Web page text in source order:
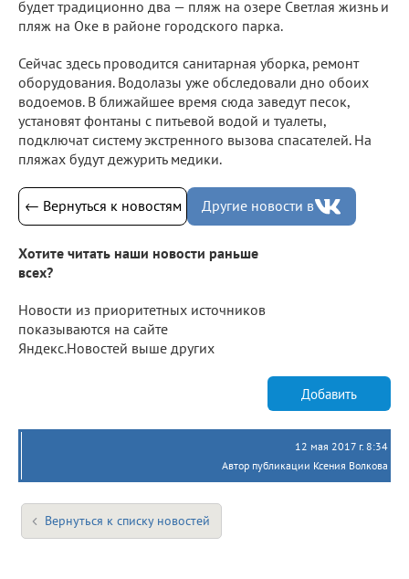
будет традиционно два — пляж на озере Светлая жизнь и
пляж на Оке в районе городского парка.
Сейчас здесь проводится санитарная уборка, ремонт
оборудования. Водолазы уже обследовали дно обоих
водоемов. В ближайшее время сюда заведут песок,
установят фонтаны с питьевой водой и туалеты,
подключат систему экстренного вызова спасателей. На
пляжах будут дежурить медики.
← Вернуться к новостям Другие новости в
Хотите читать наши новости раньше
всех?
Новости из приоритетных источников
показываются на сайте
Яндекс.Новостей выше других
Добавить
12 мая 2017 г. 8:34
Автор публикации Ксения Волкова
Вернуться к списку новостей